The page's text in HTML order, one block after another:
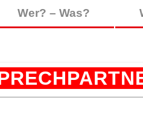
Wer? – Was?